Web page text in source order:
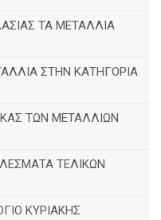
ΤΑ ΜΕΤΑΛΛΙΑ
ΣΤΗΝ ΚΑΤΗΓΟΡΙΑ
ΤΩΝ ΜΕΤΑΛΛΙΩΝ
ΤΕΛΙΚΩΝ
ΚΥΡΙΑΚΗΣ